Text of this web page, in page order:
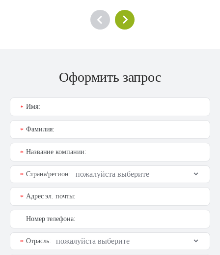
Оформить запрос
Имя:
*
Фамилия:
*
Название компании:
*
Страна/регион:
*
Адрес эл. почты:
*
Номер телефона:
Отрасль:
*